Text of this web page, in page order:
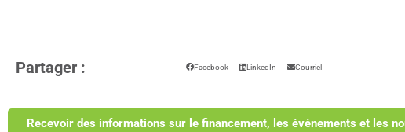
Partager : Facebook LinkedIn Courriel
Recevoir des informations sur le financement, les événements et les